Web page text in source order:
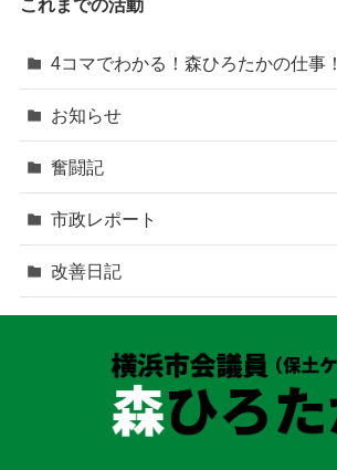
これまでの活動
4コマでわかる！森ひろたかの仕事！
お知らせ
奮闘記
市政レポート
改善日記